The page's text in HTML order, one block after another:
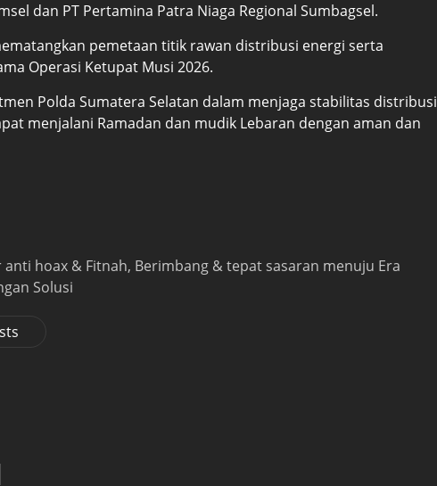
dan PT Pertamina Patra Niaga Regional Sumbagsel.
pemetaan titik rawan distribusi energi serta
Operasi Ketupat Musi 2026.
Polda Sumatera Selatan dalam menjaga stabilitas distribusi
menjalani Ramadan dan mudik Lebaran dengan aman dan
hoax & Fitnah, Berimbang & tepat sasaran menuju Era
Solusi